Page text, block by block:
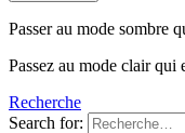
Passer au mode sombre
Passez au mode clair qui
Recherche
Search for: